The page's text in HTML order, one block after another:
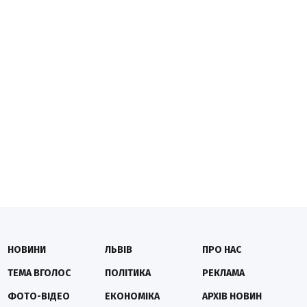
НОВИНИ
ТЕМА ВГОЛОС
ФОТО-ВІДЕО
ЛЬВІВ
ПОЛІТИКА
ЕКОНОМІКА
ПРО НАС
РЕКЛАМА
АРХІВ НОВИН